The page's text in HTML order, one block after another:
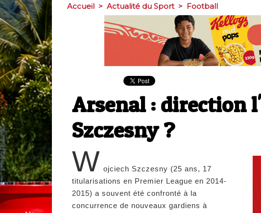
Accueil > Actualité du Sport > Football
Arsenal : direction
Szczesny ?
W ojciech Szczesny (25 ans, 17
titularisations en Premier League en 2014-
2015) a souvent été confronté à la
concurrence de nouveaux gardiens à